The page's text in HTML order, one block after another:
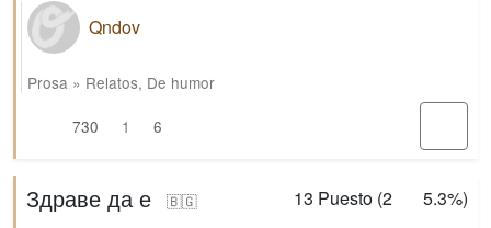
Qndov
Prosa » Relatos, De humor
730
1 6
13 Puesto (2 5.3%)
Здраве да е 🇧🇬